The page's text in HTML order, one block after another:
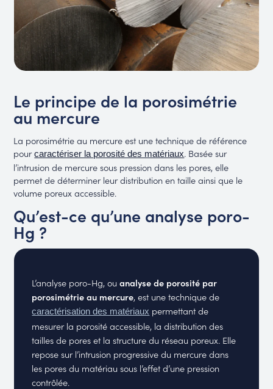
Le principe de la porosimétrie
au mercure
La porosimétrie au mercure est une technique de référence
pourcaractériser la porosité des matériaux. Basée sur
l’intrusion de mercure sous pression dans les pores, elle
permet de déterminer leur distribution en taille ainsi que le
volume poreux accessible.
Qu’est-ce qu’une analyse poro-
Hg ?
L’analyse poro-Hg, ouanalyse de porosité par
porosimétrie au mercure, est une technique de
caractérisation des matériaux permettant de
mesurer la porosité accessible, la distribution des
tailles de pores et la structure du réseau poreux. Elle
repose sur l’intrusion progressive du mercure dans
les pores du matériau sous l’effet d’une pression
contrôlée.